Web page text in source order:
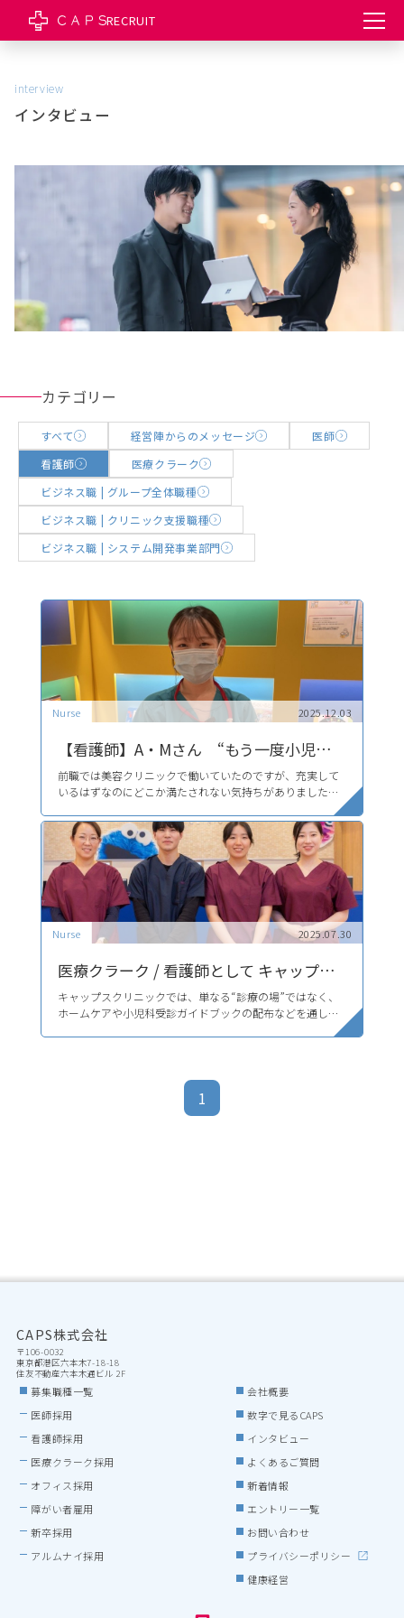
RECRUIT
interview
インタビュー
カテゴリー
すべて 経営陣からのメッセージ
医師
看護師
医療クラーク
ビジネス職 | グループ全体職種
ビジネス職 | クリニック支援職種
ビジネス職 | システム開発事業部門
Nurse 2025.12.03
【看護師】A・Mさん “もう一度小児へ” その想いを形にできる場所
前職では美容クリニックで働いていたのですが、充実して
いるはずなのにどこか満たされない気持ちがありました。
赤ちゃんや子育ての動画を見ているうちに、NICUで育児の
相談に乗っていた頃の自分を思い出して、「あの頃に戻り
たい」という思いが強くなっていったんです。
病院は“今ある病気を治す場所”で、治ればそこで関わりは
一区切りになります。クリニックであれば、その後の成長
まで継続して見守ることができ、地域の子どもを長く支え
られる点に大きな魅力を感じました。
私は話すことが好きで、人と会話しながら寄り添える環境
が自分に合っていると感じ、CAPSを選ぶ決め手になりまし
た。今は患者さまと話す時間が何よりの楽しみです。
小児科で働くのは初めてで、最初は本当にわからないこと
だらけでした。
NICUでの知識が生かせる場面もありましたが、健診での育
児相談やお子さまの病状に関する質問など答えられないこ
とのほうが多かったです。
入職後は、医師や先輩方に何度も相談し少しずつ知識を増
やしていきました。半年ほど経った頃から、自分の言葉で
答えられるようになっていき、「ようやく話せるようにな
また、これまで医療事務の方がどんな業務をしているのか
ついて教えていただく機会があり、「そういう仕組みだっ
実際に働く中で感じたのは、看護師がその知識を持ってい
ってもったいない状況になってしまうということです。看
護の知識だけでなく、クリニック全体がどのように動いて
いるのかを理解できるようになったことが、今の自信にも
CAPSに入職して驚いたのは、来院数の多さです。とくに10
月から一気に来院数が増え、前職とは比べものにならない
ほどの慌ただしさを感じました。
想像以上のスピードで患者さまが来院されるため、「今は
なか声をかけられないときは目線で「気にしてますよ」
「ちゃんと見てますよ」と不安にさせないような工夫をし
ています。来院数が多い環境だからこそ、こうした小さな
CAPSの魅力は、働く人の優しさだと思います。
他拠点で助勤に行った際も気軽に相談できる仲間がいて、
Nurse 2025.07.30
医療クラーク / 看護師として キャップスクリニックで働く魅力とは？
キャップスクリニックでは、単なる“診療の場”ではなく、
ホームケアや小児科受診ガイドブックの配布などを通し、
予防医学の実践と、地域の方々が自分自身の力で健康を作
患者さまとそのご家族さまの不安を払拭し、限られた医療
1
CAPS株式会社
〒106-0032
東京都港区六本木7-18-18
住友不動産六本木通ビル 2F
募集職種一覧
医師採用
看護師採用
医療クラーク採用
オフィス採用
障がい者雇用
新卒採用
アルムナイ採用
会社概要
数字で見るCAPS
インタビュー
よくあるご質問
新着情報
エントリー一覧
お問い合わせ
プライバシーポリシー
健康経営